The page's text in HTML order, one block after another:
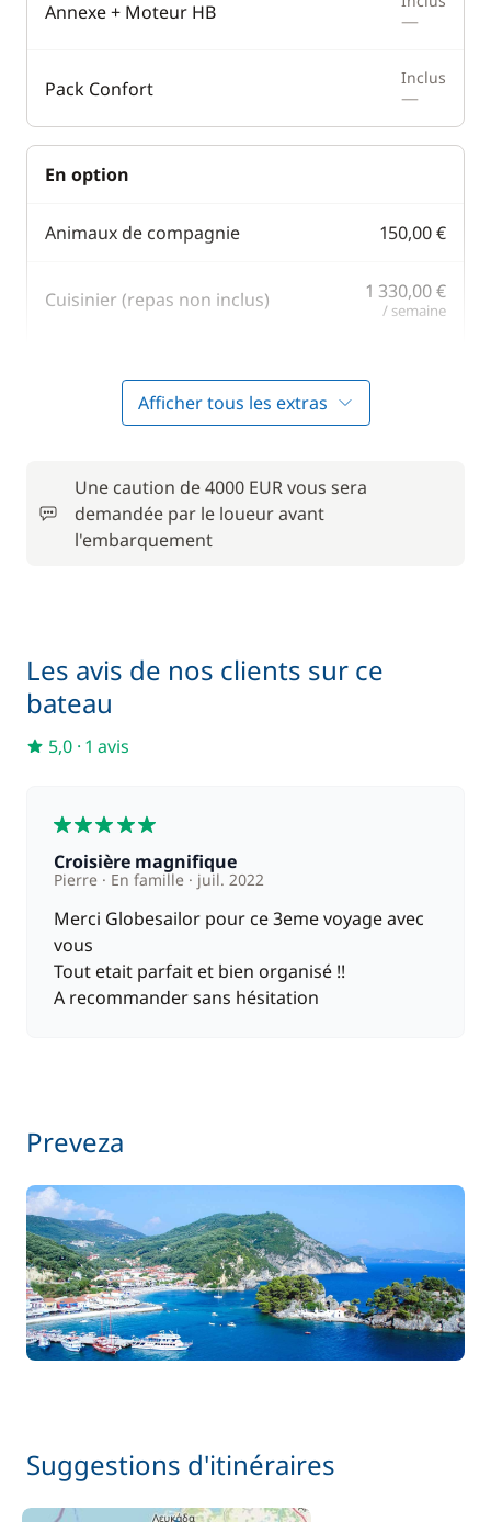
Annexe + Moteur HB —
Pack Confort Inclus
—
En option
Animaux de compagnie 150,00 €
Cuisinier (repas non inclus) 1 330,00 €
/ semaine
Hôtesse (repas non inclus) 1 260,00 €
Kayak
Seabob / Sea Scooter
Skipper (repas non inclus)
Afficher tous les extras
Une caution de 4000 EUR vous sera
demandée par le loueur avant
l'embarquement
Les avis de nos clients sur ce
bateau
5,0 · 1 avis
Croisière magnifique
Pierre En famille juil. 2022
Merci Globesailor pour ce 3eme voyage avec
vous
Tout etait parfait et bien organisé !!
A recommander sans hésitation
Preveza
Suggestions d'itinéraires